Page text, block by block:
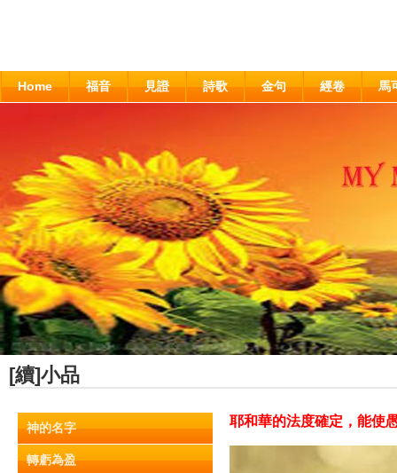
Home 福音 見證 詩歌 金句 經卷 馬
[續]小品
神的名字
轉虧為盈
耶和華的法度確定，能使